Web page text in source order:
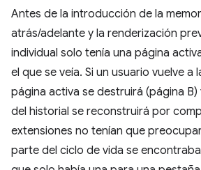
Antes de la introducción de la
atrás/adelante y la renderización
individual solo tenía una página
el que se veía. Si un usuario vuelve a
página activa se destruirá (página
del historial se reconstruirá por
extensiones no tenían que
parte del ciclo de vida se